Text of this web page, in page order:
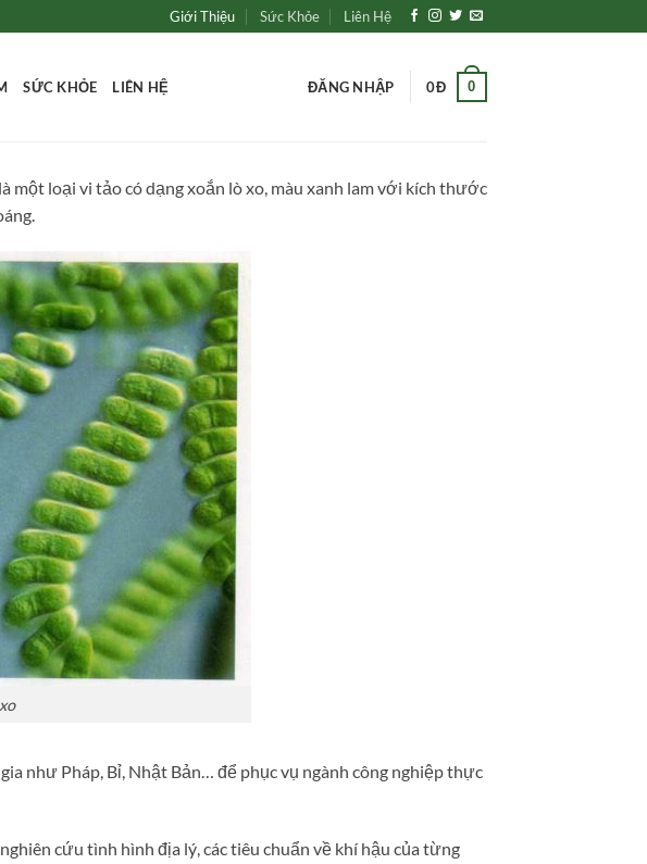
Giới Thiệu Sức Khỏe Liên Hệ
SỨC KHỎE LIÊN HỆ ĐĂNG NHẬP 0Đ 0
một loại vi tảo có dạng xoắn lò xo, màu xanh lam với kích thước
như Pháp, Bỉ, Nhật Bản… để phục vụ ngành công nghiệp thực
cứu tình hình địa lý, các tiêu chuẩn về khí hậu của từng